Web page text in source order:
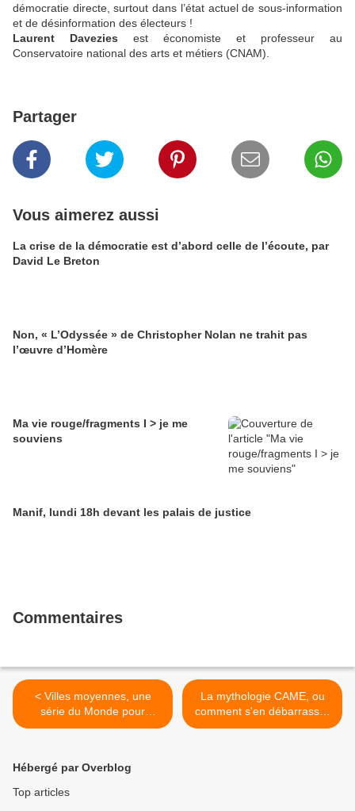
démocratie directe, surtout dans l’état actuel de sous-information
et de désinformation des électeurs !
Laurent Davezies est économiste et professeur au
Conservatoire national des arts et métiers (CNAM).
Partager
Vous aimerez aussi
La crise de la démocratie est d’abord celle de l’écoute, par
David Le Breton
Non, « L’Odyssée » de Christopher Nolan ne trahit pas
l’œuvre d’Homère
Ma vie rouge/fragments I > je me
souviens
Manif, lundi 18h devant les palais de justice
Commentaires
< Villes moyennes, une
série du Monde pour
préparer la rencontre de
La mythologie CAME, ou
comment s'en débarrasser
>
Hébergé par Overblog
Top articles